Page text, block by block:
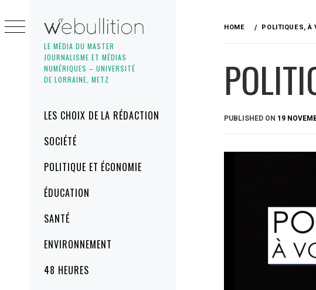
LE MÉDIA DU MASTER
JOURNALISME ET MÉDIAS
NUMÉRIQUES – UNIVERSITÉ
DE LORRAINE, METZ
MenuLES CHOIX DE LA RÉDACTION
SOCIÉTÉ
POLITIQUE ET ÉCONOMIE
ÉDUCATION
SANTÉ
ENVIRONNEMENT
48 HEURES
to
content
HOME POLITIQUES, À
PUBLISHED ON 19